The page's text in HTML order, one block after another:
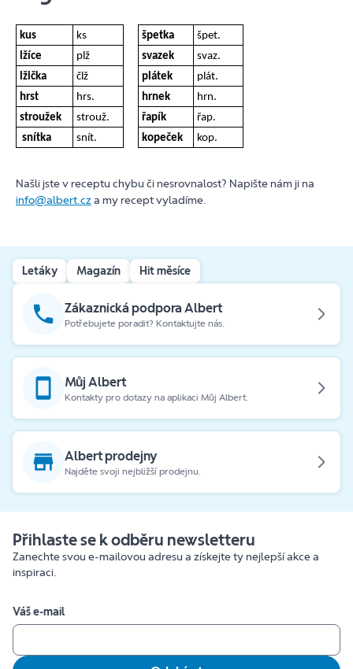
kus ks špetka
špet.
lžíce
plž svazek
svaz.
lžička
člž plátek
plát.
hrst
hrs. hrnek
hrn.
stroužek
strouž. řapík
řap.
snítka
snít. kopeček kop.
Našli jste v receptu chybu či nesrovnalost? Napište nám ji na
info@albert.cza my recept vyladíme.
Letáky Magazín Hit měsíce
Zákaznická podpora Albert
Potřebujete poradit? Kontaktujte nás.
Můj Albert
Kontakty pro dotazy na aplikaci Můj Albert.
Albert prodejny
Najděte svoji nejbližší prodejnu.
Přihlaste se k odběru newsletteru
Zanechte svou e-mailovou adresu a získejte ty nejlepší akce a
inspiraci.
Váš e-mail